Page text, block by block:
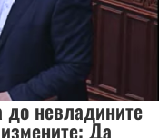
до невладините
Да